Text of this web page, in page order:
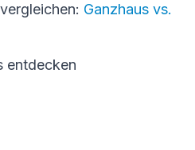
Ganzhaus vs.
entdecken